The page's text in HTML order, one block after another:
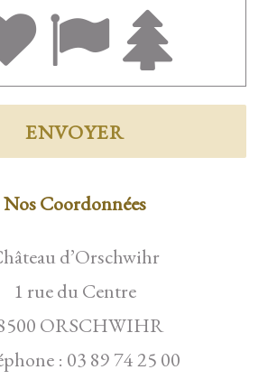
Nos Coordonnées
d’Orschwihr
1 rue du Centre
ORSCHWIHR
: 03 89 74 25 00